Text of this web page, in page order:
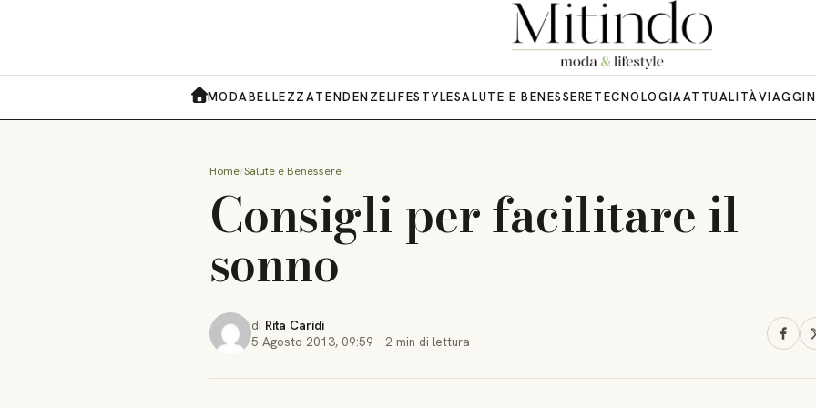
MODABELLEZZATENDENZELIFESTYLESALUTE E BENESSERETECNOLOGIAATTUALITÀVIAGGI
Home Salute e Benessere
Consigli per facilitare il
sonno
di Rita Caridi
5 Agosto 2013, 09:59 · 2 min di lettura